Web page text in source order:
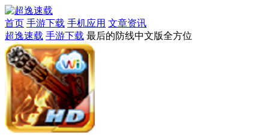
首页 手游下载 手机应用 文章资讯
超逸速载 手游下载 最后的防线中文版全方位